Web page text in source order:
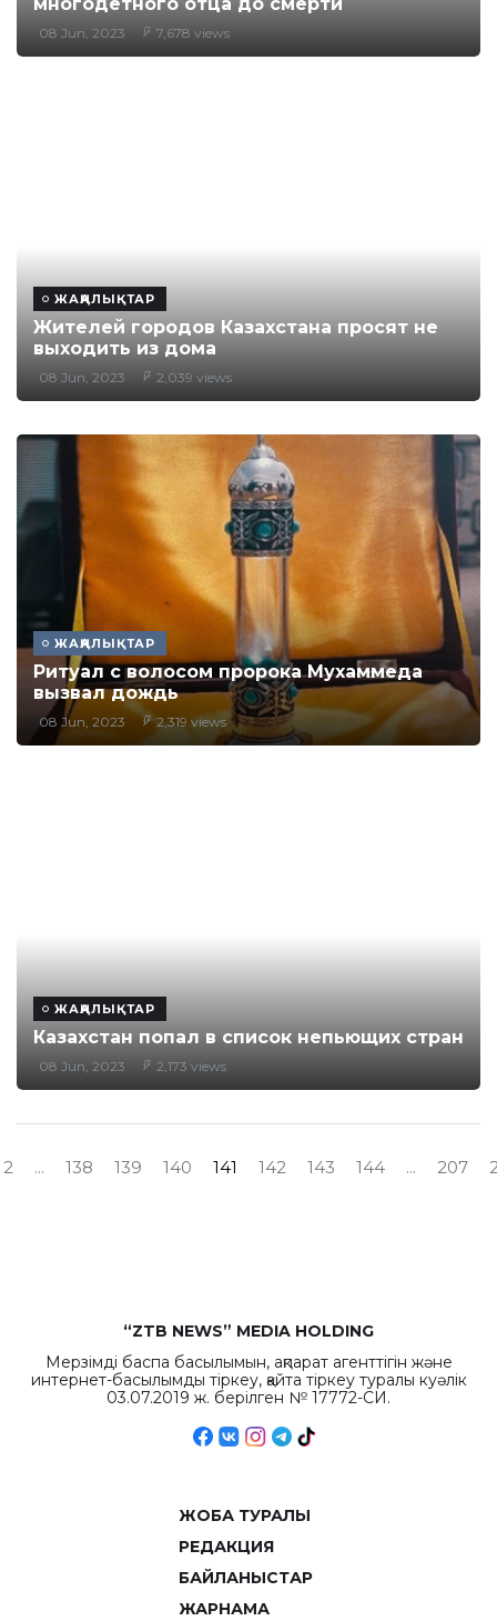
08 Jun, 2023 7,678 views
ЖАҢАЛЫҚТАР
Жителей городов Казахстана просят не
выходить из дома
08 Jun, 2023 2,039 views
ЖАҢАЛЫҚТАР
Ритуал с волосом пророка Мухаммеда
вызвал дождь
08 Jun, 2023 2,319 views
ЖАҢАЛЫҚТАР
Казахстан попал в список непьющих стран
08 Jun, 2023 2,173 views
2 ... 138 139 140 141 142 143 144 ... 207
“ZTB NEWS” MEDIA HOLDING
Мерзімді баспа басылымын, ақпарат агенттігін және
интернет-басылымды тіркеу, қайта тіркеу туралы куәлік
03.07.2019 ж. берілген № 17772-СИ.
ЖОБА ТУРАЛЫ
РЕДАКЦИЯ
БАЙЛАНЫСТАР
ЖАРНАМА